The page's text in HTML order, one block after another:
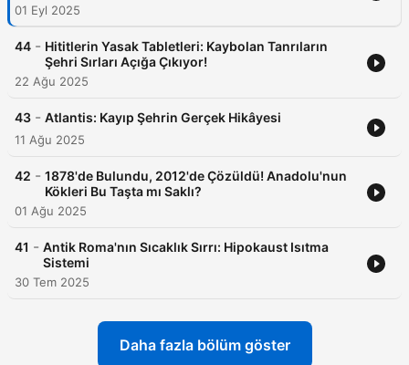
01 Eyl 2025
44 - Hititlerin Yasak Tabletleri: Kaybolan Tanrıların
Şehri Sırları Açığa Çıkıyor!
22 Ağu 2025
43 - Atlantis: Kayıp Şehrin Gerçek Hikâyesi
11 Ağu 2025
42 - 1878'de Bulundu, 2012'de Çözüldü! Anadolu'nun
Kökleri Bu Taşta mı Saklı?
01 Ağu 2025
41 - Antik Roma'nın Sıcaklık Sırrı: Hipokaust Isıtma
Sistemi
30 Tem 2025
Daha fazla bölüm göster